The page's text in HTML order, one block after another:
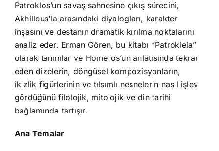
Patroklos’un savaş sahnesine çıkış sürecini,
Akhilleus’la arasındaki diyalogları, karakter
inşasını ve destanın dramatik kırılma noktalarını
analiz eder. Erman Gören, bu kitabı “Patrokleia”
olarak tanımlar ve Homeros’un anlatısında tekrar
eden dizelerin, döngüsel kompozisyonların,
ikizlik figürlerinin ve tılsımlı nesnelerin nasıl işlev
gördüğünü filolojik, mitolojik ve din tarihi
bağlamında tartışır.
Ana Temalar